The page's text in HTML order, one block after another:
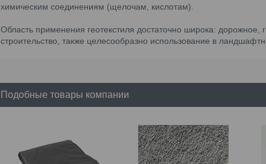
химическим соединениям (щелочам, кислотам).
Область применения геотекстиля достаточно широка: дорожное,
строительство, также целесообразно использование в
Подобные товары компании